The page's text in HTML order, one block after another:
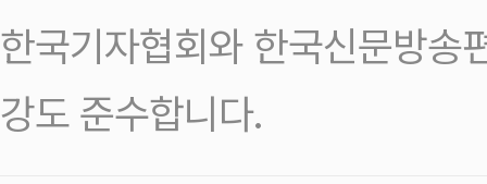
한국기자협회와 한국신문방송
강도 준수합니다.